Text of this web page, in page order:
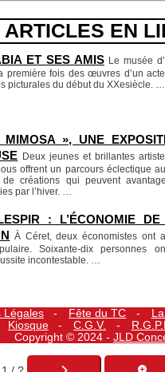
ARTICLES EN
ET SES AMIS Le musée
première fois des œuvres d’un
picturales du début du XXesiècle.
», UNE
Deux jeunes et brillantes
offrent un parcours éclectique
de créations qui peuvent
par l’hiver.
: L’ÉCONOMIE
À Céret, deux économistes ont
Soixante-dix personnes
incontestable.
Légales Fête du TC
Kiosque
C.G.V.
Copyright © 2024 - JLD